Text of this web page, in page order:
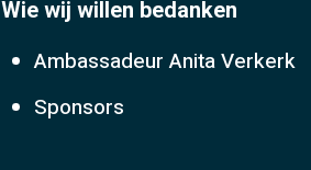
Wie wij willen bedanken
Ambassadeur Anita Verkerk
Sponsors